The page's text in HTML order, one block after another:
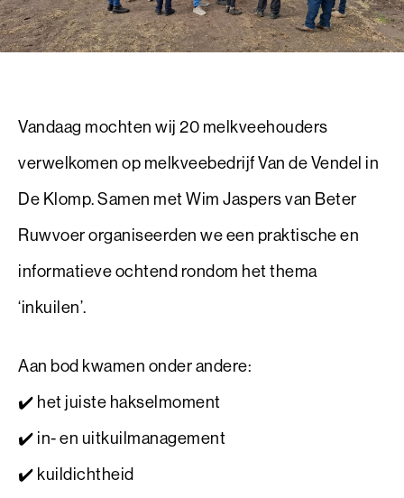
Vandaag mochten wij 20 melkveehouders
verwelkomen op melkveebedrijf Van de Vendel in
De Klomp. Samen met Wim Jaspers van Beter
Ruwvoer organiseerden we een praktische en
informatieve ochtend rondom het thema
‘inkuilen’.
Aan bod kwamen onder andere:
✔️ het juiste hakselmoment
✔️ in- en uitkuilmanagement
✔️ kuildichtheid